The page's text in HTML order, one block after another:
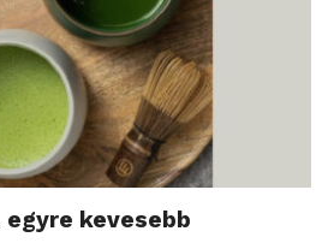
kevesebb